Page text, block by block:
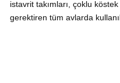
istavrit takımları, çoklu
gerektiren tüm avlarda